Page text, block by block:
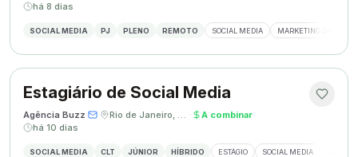
há 8 dias
SOCIAL MEDIA PJ PLENO REMOTO SOCIAL MEDIA MARKETING DIGITAL
Estagiário de Social Media
Agência Buzz· · Rio de Janeiro, Brasil · A combinar·
há 10 dias
SOCIAL MEDIA CLT JÚNIOR HÍBRIDO ESTÁGIO SOCIAL MEDIA